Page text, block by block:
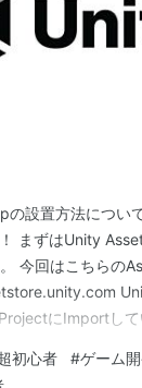
設置方法につい
まずはUnity
今回はこちらの
にImportして
初心者 #ゲーム